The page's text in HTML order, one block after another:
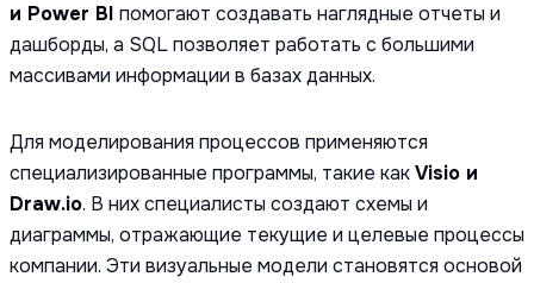
и Power BI помогают создавать наглядные отчеты и
дашборды, а SQL позволяет работать с большими
массивами информации в базах данных.
Для моделирования процессов применяются
специализированные программы, такие какVisio и
Draw.io. В них специалисты создают схемы и
диаграммы, отражающие текущие и целевые процессы
компании. Эти визуальные модели становятся основой